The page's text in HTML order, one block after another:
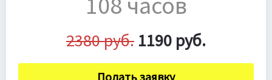
2380 руб. 1190 руб.
Подать заявку